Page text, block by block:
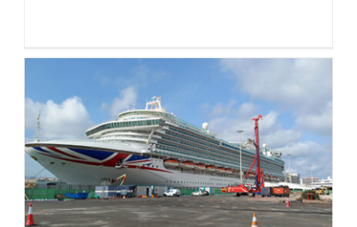
ForSHORE by Rodio
Kronsa: Realización de la
cimentación de una
terminal de cruceros en
las Islas Canarias